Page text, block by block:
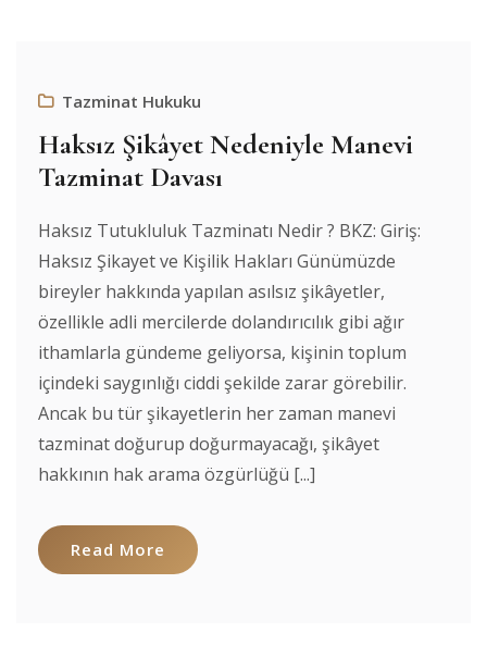
Tazminat Hukuku
Haksız Şikâyet Nedeniyle Manevi
Tazminat Davası
Haksız Tutukluluk Tazminatı Nedir ? BKZ: Giriş:
Haksız Şikayet ve Kişilik Hakları Günümüzde
bireyler hakkında yapılan asılsız şikâyetler,
özellikle adli mercilerde dolandırıcılık gibi ağır
ithamlarla gündeme geliyorsa, kişinin toplum
içindeki saygınlığı ciddi şekilde zarar görebilir.
Ancak bu tür şikayetlerin her zaman manevi
tazminat doğurup doğurmayacağı, şikâyet
hakkının hak arama özgürlüğü [...]
Read More